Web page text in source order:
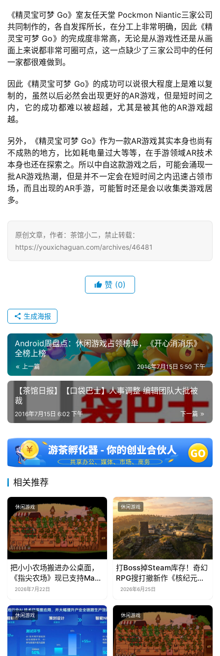
3
0
日
茶
对
接
会
上
海
中
文
(
《精灵宝可梦 Go》室友任天堂 Pockmon Niantic三家公司
共同制作的，各自发挥所长，在分工上非常明确，因此《精
灵宝可梦 Go》的完成度非常高，无论是从游戏性还是从画
面上来说都非常可圈可点，这一点缺少了三家公司中的任何
一家都很难做到。
因此《精灵宝可梦 Go》的成功可以说很大程度上是难以复
制的，虽然以后必然会出现更好的AR游戏，但是短时间之
内，它的成功都难以被超越，尤其是被其他的AR游戏超
越。
另外，《精灵宝可梦 Go》作为一款AR游戏其实本身也尚有
不成熟的地方，比如耗电量过大等等，在手游领域AR技术
本身也还在探索之。所以中自这款游戏之后，可能会涌现一
批AR游戏热潮，但是并不一定会在短时间之内迅速占领市
场，而且出现的AR手游，可能暂时还是会以收集类游戏居
多。
原创文章，作者：茶馆小二，禁止转载：
https://youxichaguan.com/archives/46481
赞 (0)
生成海报
Android周盘点：休闲游戏占领榜单，《开心消消乐》
全榜上榜
上一篇 2016年7月15日 5:50 下午
【茶馆日报】【口袋巴士】人事调整 编辑团队大批被
裁
下一篇
2016年7月15日 6:02 下午
相关推荐
休闲游戏
把小小农场搬进办公桌面，
《指尖农场》现已支持Mac
系统！
2026年7月22日
休闲游戏
打Boss掉Steam库存！奇幻
RPG搜打撤新作《核纪元》
正式上线Steam：武器属性
2026年6月25日
休闲游戏 休闲游戏